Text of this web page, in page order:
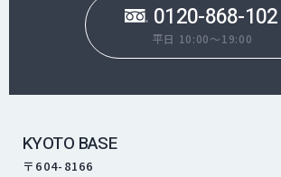
0120-868-102
平日 10:00～19:00
KYOTO BASE
〒604-8166